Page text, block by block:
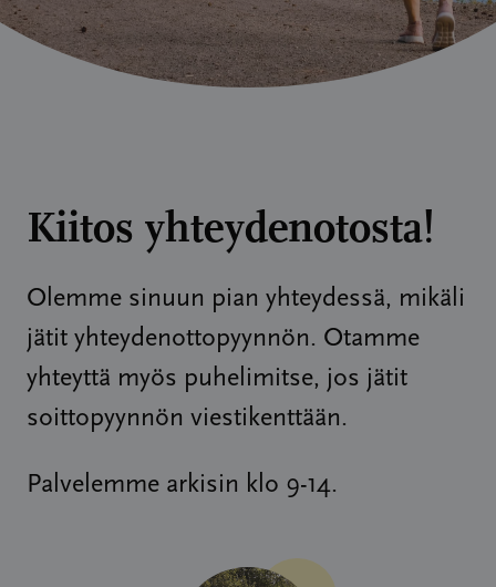
Kiitos yhteydenotosta!
Olemme sinuun pian yhteydessä, mikäli
jätit yhteydenottopyynnön. Otamme
yhteyttä myös puhelimitse, jos jätit
soittopyynnön viestikenttään.
Palvelemme arkisin klo 9-14.